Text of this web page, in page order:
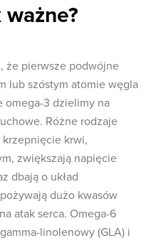
że pierwsze podwójne
lub szóstym atomie węgla
omega-3 dzielimy na
Różne rodzaje
krwi,
zwiększają napięcie
dbają o układ
dużo kwasów
atak serca. Omega-6
linolenowy (GLA) i